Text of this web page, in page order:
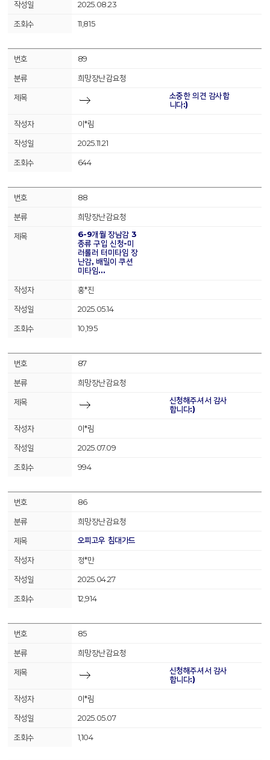
2025.08.23
11,815
89
희망장난감요청
소중한 의견 감사합
니다:)
이*림
2025.11.21
644
88
희망장난감요청
6-9개월 장남감 3
종류 구입 신청-미
러롤러 터미타임 장
난감, 배밀이 쿠션
미타임…
홍*진
2025.05.14
10,195
87
희망장난감요청
신청해주셔서 감사
합니다:)
이*림
2025.07.09
994
86
희망장난감요청
오피고우 침대가드
정*만
2025.04.27
12,914
85
희망장난감요청
신청해주셔서 감사
합니다:)
이*림
2025.05.07
1,104